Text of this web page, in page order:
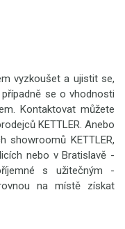
vyzkoušet a ujistit se,
se o vhodnosti
Kontaktovat můžete
KETTLER. Anebo
KETTLER,
nebo v Bratislavě -
s užitečným -
na místě získat